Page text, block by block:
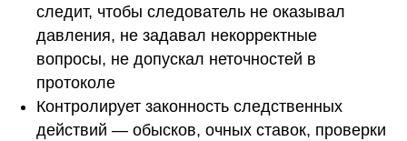
следит, чтобы следователь не оказывал
давления, не задавал некорректные
вопросы, не допускал неточностей в
протоколе
Контролирует законность следственных
действий — обысков, очных ставок, проверки